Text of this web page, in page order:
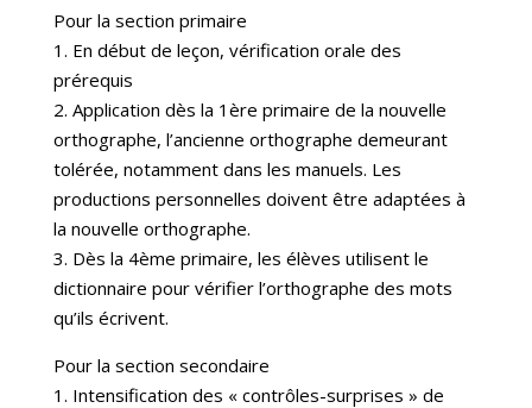
Pour la section primaire
1. En début de leçon, vérification orale des
prérequis
2. Application dès la 1ère primaire de la nouvelle
orthographe, l’ancienne orthographe demeurant
tolérée, notamment dans les manuels. Les
productions personnelles doivent être adaptées à
la nouvelle orthographe.
3. Dès la 4ème primaire, les élèves utilisent le
dictionnaire pour vérifier l’orthographe des mots
qu’ils écrivent.
Pour la section secondaire
1. Intensification des « contrôles-surprises » de